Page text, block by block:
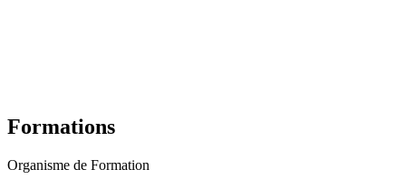
Formations
Organisme de Formation